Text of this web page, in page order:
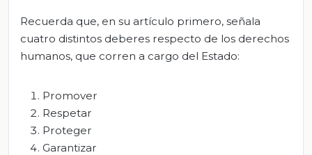
Recuerda que, en su artículo primero, señala
cuatro distintos deberes respecto de los derechos
humanos, que corren a cargo del Estado:
Promover
Respetar
Proteger
Garantizar